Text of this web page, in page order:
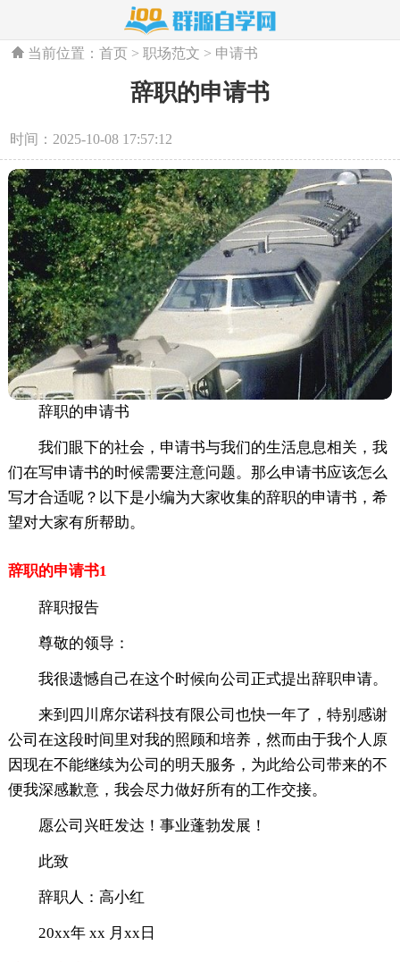
当前位置：首页 >职场范文 > 申请书
辞职的申请书
时间：2025-10-08 17:57:12
辞职的申请书
我们眼下的社会，申请书与我们的生活息息相关，我
们在写申请书的时候需要注意问题。那么申请书应该怎么
写才合适呢？以下是小编为大家收集的辞职的申请书，希
望对大家有所帮助。
辞职的申请书1
辞职报告
尊敬的领导：
我很遗憾自己在这个时候向公司正式提出辞职申请。
来到四川席尔诺科技有限公司也快一年了，特别感谢
公司在这段时间里对我的照顾和培养，然而由于我个人原
因现在不能继续为公司的明天服务，为此给公司带来的不
便我深感歉意，我会尽力做好所有的工作交接。
愿公司兴旺发达！事业蓬勃发展！
此致
辞职人：高小红
20xx年 xx 月xx日